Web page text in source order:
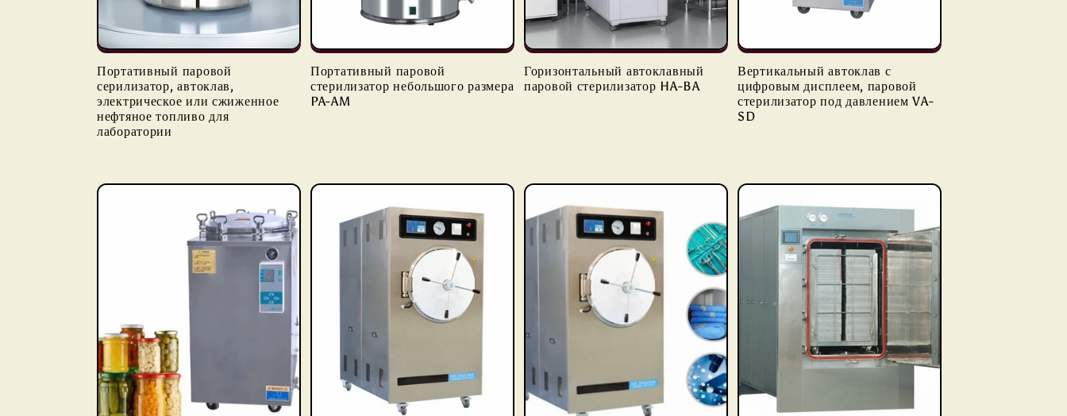
Портативный паровой
серилизатор, автоклав,
электрическое или сжиженное
нефтяное топливо для
лаборатории
Портативный паровой
стерилизатор небольшого размера
PA-AM
Горизонтальный автоклавный
паровой стерилизатор HA-BA
Вертикальный автоклав с
цифровым дисплеем, паровой
стерилизатор под давлением VA-
SD